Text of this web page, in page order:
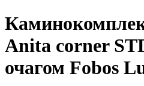
Anita corner
очагом Fobos